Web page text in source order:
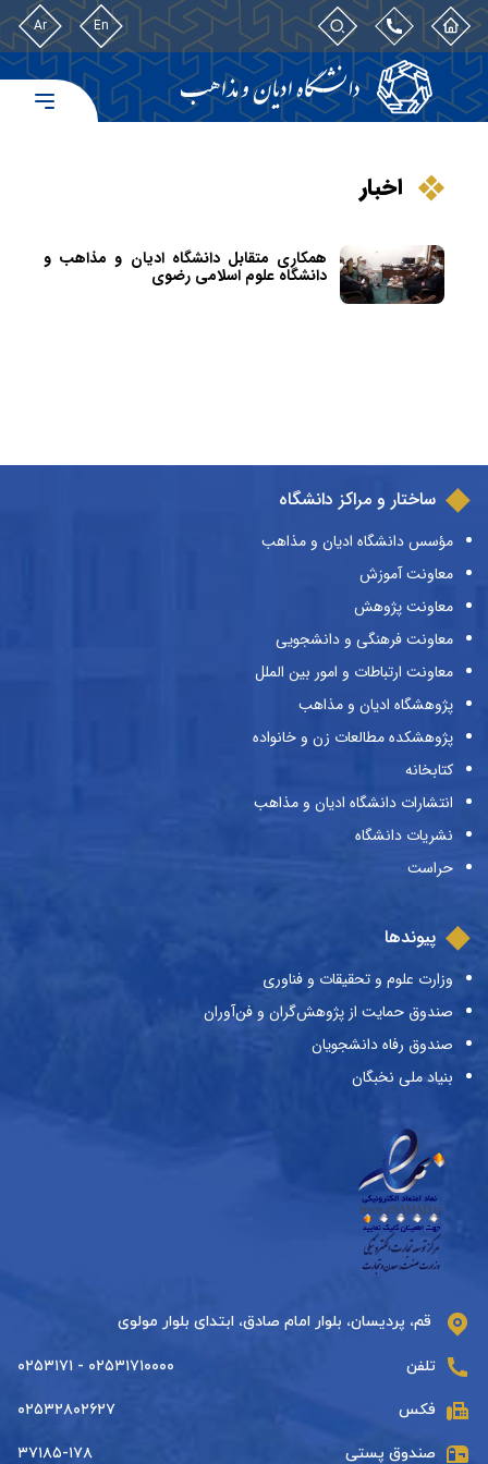
En
Ar
اخبار
همکاری متقابل دانشگاه ادیان و مذاهب و
دانشگاه علوم اسلامی رضوی
ساختار و مراکز دانشگاه
مؤسس دانشگاه ادیان و مذاهب
معاونت آموزش
معاونت پژوهش
معاونت فرهنگی و دانشجویی
معاونت ارتباطات و امور بین الملل
پژوهشگاه ادیان و مذاهب
پژوهشکده مطالعات زن و خانواده
کتابخانه
انتشارات دانشگاه ادیان و مذاهب
نشریات دانشگاه
حراست
پیوندها
وزارت علوم و تحقیقات و فناوری
صندوق حمایت از پژوهش‌گران و فن‌آوران
صندوق رفاه دانشجویان
بنیاد ملی نخبگان
قم، پردیسان، بلوار امام صادق، ابتدای بلوار مولوی
تلفن ۰۲۵۳۱۷۱۰۰۰۰ - ۰۲۵۳۱۷۱
فکس ۰۲۵۳۲۸۰۲۶۲۷
صندوق پستی ۳۷۱۸۵-۱۷۸